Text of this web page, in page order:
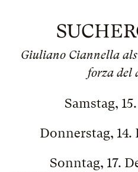
Giuliano Ciannella
forza del
Samstag,
Donnerstag, 14.
Sonntag, 17.